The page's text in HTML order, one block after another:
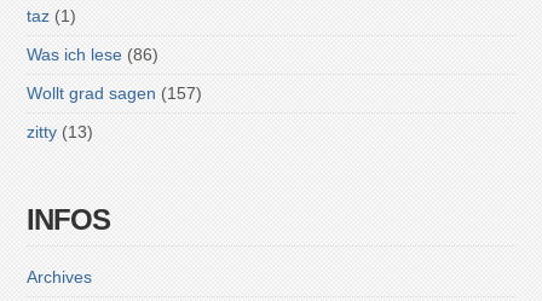
taz (1)
Was ich lese (86)
Wollt grad sagen (157)
zitty (13)
INFOS
Archives